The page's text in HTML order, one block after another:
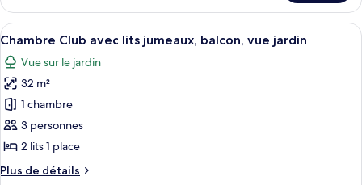
avec
lits
jumeaux,
vue
mer
le
type
de
chambre
Chambre
Deluxe
avec
lits
jumeaux,
vue
mer
Afficher
toutes
les
photos
pour
ce
type
chambre :
Une chambre d’hôtel avec deux
3
Chambre Club avec lits jumeaux, balcon, vue jardin
Vue sur le jardin
32 m²
1 chambre
3 personnes
2 lits 1 place
Plus de détails
Plus